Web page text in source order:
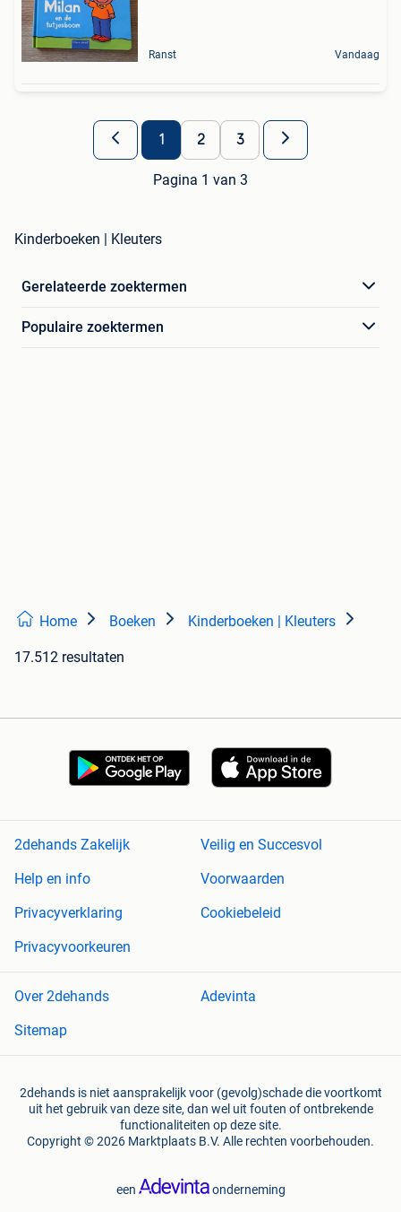
Ranst Vandaag
1 2 3
Pagina 1 van 3
Kinderboeken | Kleuters
Gerelateerde zoektermen
Populaire zoektermen
Home Boeken Kinderboeken | Kleuters
17.512 resultaten
2dehands Zakelijk
Veilig en Succesvol
Help en info
Voorwaarden
Privacyverklaring
Cookiebeleid
Privacyvoorkeuren
Over 2dehands
Adevinta
Sitemap
2dehands is niet aansprakelijk voor (gevolg)schade die voortkomt
uit het gebruik van deze site, dan wel uit fouten of ontbrekende
functionaliteiten op deze site.
Copyright © 2026 Marktplaats B.V. Alle rechten voorbehouden.
een onderneming